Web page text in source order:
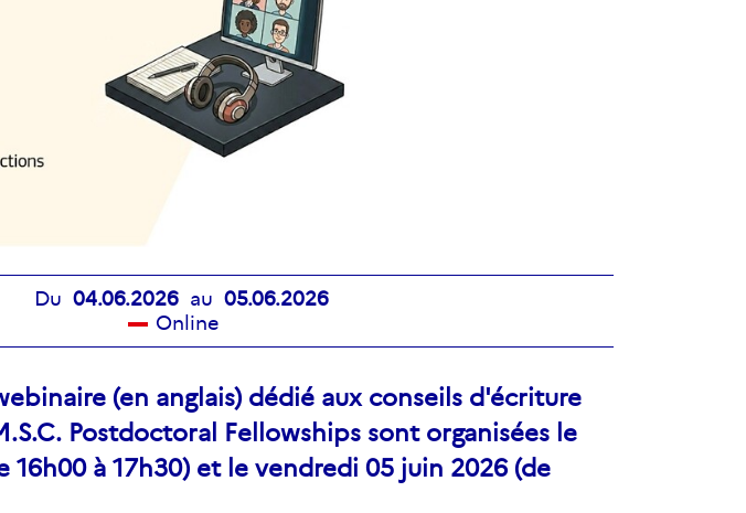
Du 04.06.2026 au 05.06.2026
Online
(en anglais) dédié aux conseils d'écriture
Postdoctoral Fellowships sont organisées le
16h00 à 17h30) et le vendredi 05 juin 2026 (de